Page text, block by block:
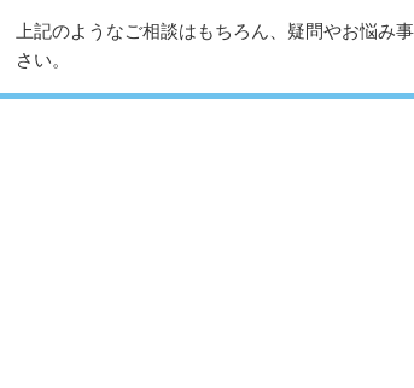
上記のようなご相談はもちろん、疑問やお悩み
さい。